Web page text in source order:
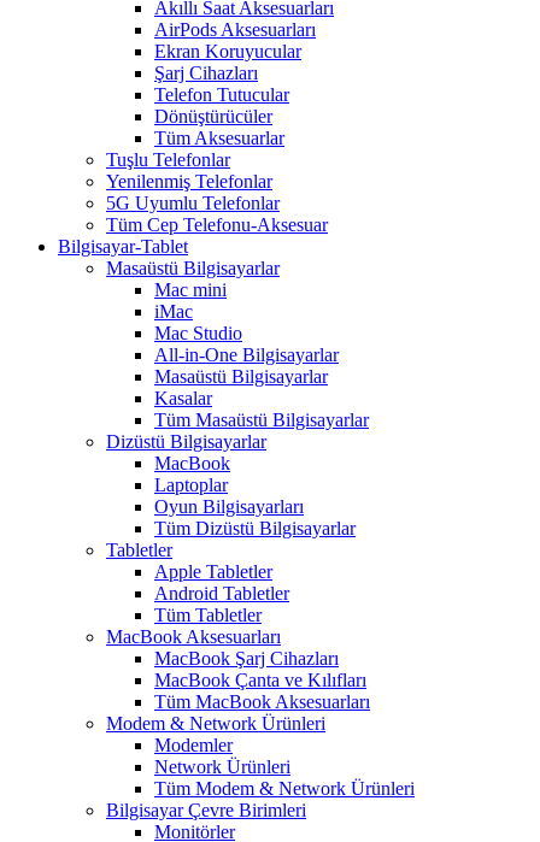
Akıllı Saat Aksesuarları
AirPods Aksesuarları
Ekran Koruyucular
Şarj Cihazları
Telefon Tutucular
Dönüştürücüler
Tüm Aksesuarlar
Tuşlu Telefonlar
Yenilenmiş Telefonlar
5G Uyumlu Telefonlar
Tüm Cep Telefonu-Aksesuar
Bilgisayar-Tablet
Masaüstü Bilgisayarlar
Mac mini
iMac
Mac Studio
All-in-One Bilgisayarlar
Masaüstü Bilgisayarlar
Kasalar
Tüm Masaüstü Bilgisayarlar
Dizüstü Bilgisayarlar
MacBook
Laptoplar
Oyun Bilgisayarları
Tüm Dizüstü Bilgisayarlar
Tabletler
Apple Tabletler
Android Tabletler
Tüm Tabletler
MacBook Aksesuarları
MacBook Şarj Cihazları
MacBook Çanta ve Kılıfları
Tüm MacBook Aksesuarları
Modem & Network Ürünleri
Modemler
Network Ürünleri
Tüm Modem & Network Ürünleri
Bilgisayar Çevre Birimleri
Monitörler